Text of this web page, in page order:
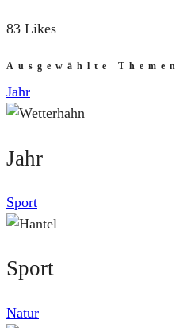
83 Likes
Ausgewählte Themen
Jahr
Jahr
Sport
Sport
Natur